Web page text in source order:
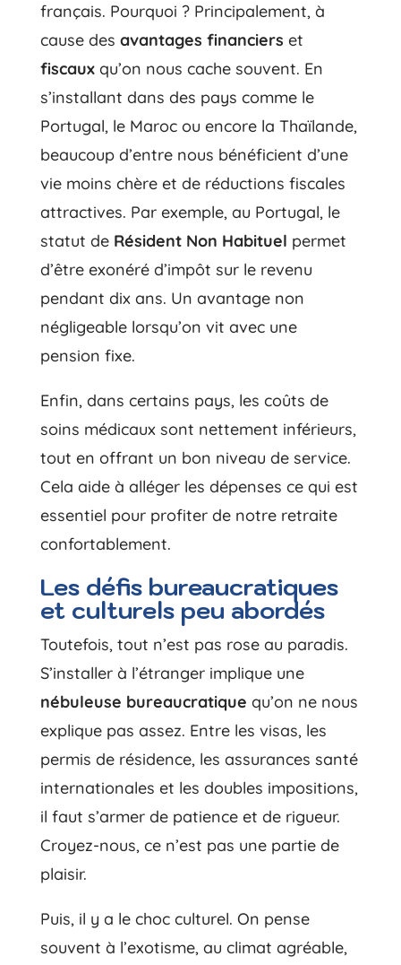
français. Pourquoi ? Principalement, à
cause des avantages financiers et
fiscauxqu’on nous cache souvent. En
s’installant dans des pays comme le
Portugal, le Maroc ou encore la Thaïlande,
beaucoup d’entre nous bénéficient d’une
vie moins chère et de réductions fiscales
attractives. Par exemple, au Portugal, le
statut de Résident Non Habituel permet
d’être exonéré d’impôt sur le revenu
pendant dix ans. Un avantage non
négligeable lorsqu’on vit avec une
pension fixe.
Enfin, dans certains pays, les coûts de
soins médicaux sont nettement inférieurs,
tout en offrant un bon niveau de service.
Cela aide à alléger les dépenses ce qui est
essentiel pour profiter de notre retraite
confortablement.
Les défis bureaucratiques
et culturels peu abordés
Toutefois, tout n’est pas rose au paradis.
S’installer à l’étranger implique une
nébuleuse bureaucratique qu’on ne nous
explique pas assez. Entre les visas, les
permis de résidence, les assurances santé
internationales et les doubles impositions,
il faut s’armer de patience et de rigueur.
Croyez-nous, ce n’est pas une partie de
plaisir.
Puis, il y a le choc culturel. On pense
souvent à l’exotisme, au climat agréable,